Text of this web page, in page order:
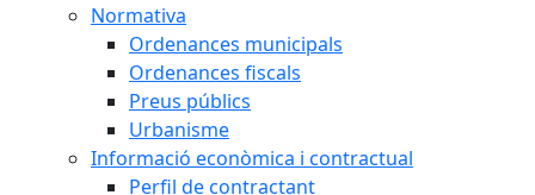
Normativa
Ordenances municipals
Ordenances fiscals
Preus públics
Urbanisme
Informació econòmica i contractual
Perfil de contractant